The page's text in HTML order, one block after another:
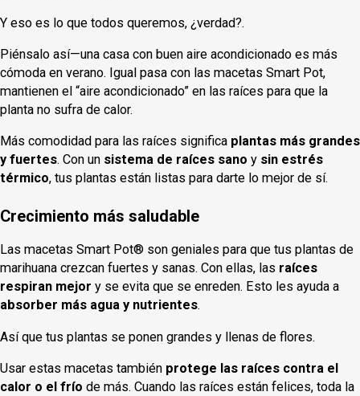
Y eso es lo que todos queremos, ¿verdad?.
Piénsalo así—una casa con buen aire acondicionado es más
cómoda en verano. Igual pasa con las macetas Smart Pot,
mantienen el “aire acondicionado” en las raíces para que la
planta no sufra de calor.
Más comodidad para las raíces significa plantas más grandes
y fuertes. Con un sistema de raíces sano y sin estrés
térmico, tus plantas están listas para darte lo mejor de sí.
Crecimiento más saludable
Las macetas Smart Pot® son geniales para que tus plantas de
marihuana crezcan fuertes y sanas. Con ellas, las raíces
respiran mejor y se evita que se enreden. Esto les ayuda a
absorber más agua y nutrientes.
Así que tus plantas se ponen grandes y llenas de flores.
Usar estas macetas también protege las raíces contra el
calor o el frío de más. Cuando las raíces están felices, toda la